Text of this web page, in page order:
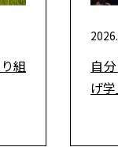
組
自
げ